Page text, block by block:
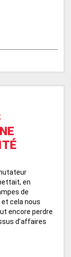
en
de
cela nous
encore perdre
d’affaires